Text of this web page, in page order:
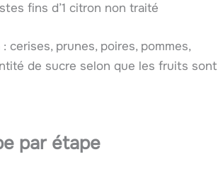
fins d’1 citron non traité
: cerises, prunes, poires, pommes,
de sucre selon que les fruits sont
par étape